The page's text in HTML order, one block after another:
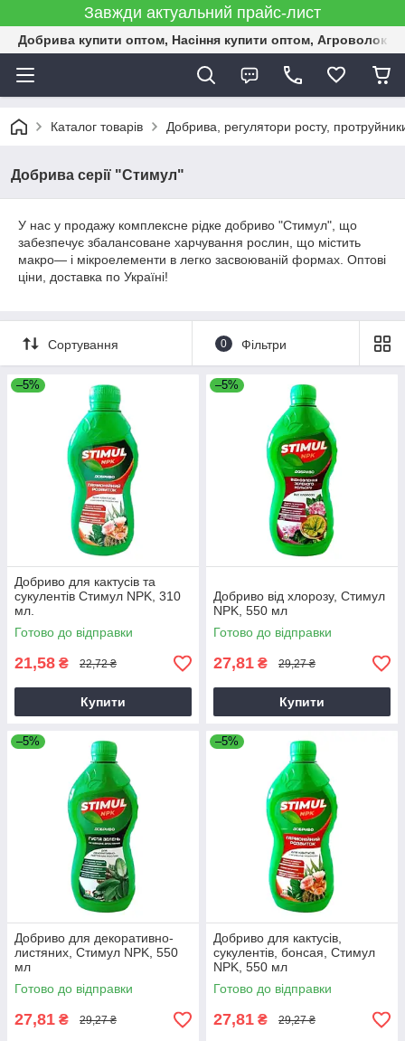
Завжди актуальний прайс-лист
Добрива купити оптом, Насіння купити оптом,
Каталог товарів Добрива, регулятори росту,
Добрива серії "Стимул"
У нас у продажу комплексне рідке добриво "Стимул", що
забезпечує збалансоване харчування рослин, що містить
макро— і мікроелементи в легко засвоюваній формах. Оптові
ціни, доставка по Україні!
Сортування 0 Фільтри
–5%
Добриво для кактусів та
сукулентів Стимул NPK, 310
мл.
Готово до відправки
21,58 ₴ 22,72 ₴
Купити
–5%
Добриво від хлорозу, Стимул
NPK, 550 мл
Готово до відправки
27,81 ₴ 29,27 ₴
Купити
–5%
Добриво для декоративно-
листяних, Стимул NPK, 550
мл
Готово до відправки
27,81 ₴ 29,27 ₴
–5%
Добриво для кактусів,
сукулентів, бонсая, Стимул
NPK, 550 мл
Готово до відправки
27,81 ₴ 29,27 ₴